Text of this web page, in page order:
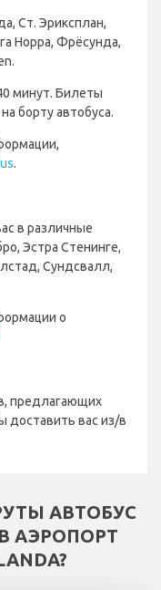
Ст. Эриксплан,
Норра, Фрёсунда,
минут. Билеты
борту автобуса.
.
в различные
Эстра Стенинге,
Сундсвалл,
о
предлагающих
доставить вас из/в
АВТОБУС
АЭРОПОРТ